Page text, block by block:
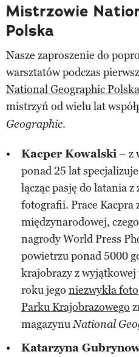
Mistrzowie
Polska
Nasze zaproszenie do
warsztatów podczas
National Geographic Polska
mistrzyń od wielu lat
Geographic.
Kacper Kowalski– z
ponad 25 lat
łącząc pasję do latania
fotografii. Prace Kacpra
międzynarodowej,
nagrody World Press
powietrzu ponad 5000
krajobrazy z
roku jego niezwykła
Parku Krajobrazowego
magazynuNational
Katarzyna